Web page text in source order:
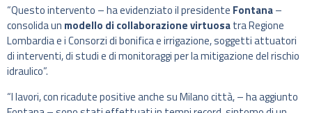
“Questo intervento – ha evidenziato il presidente Fontana–
consolida un modello di collaborazione virtuosatra Regione
Lombardia e i Consorzi di bonifica e irrigazione, soggetti attuatori
di interventi, di studi e di monitoraggi per la mitigazione del rischio
idraulico”.
“I lavori, con ricadute positive anche su Milano città, – ha aggiunto